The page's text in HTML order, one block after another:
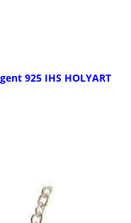
925 IHS HOLYART